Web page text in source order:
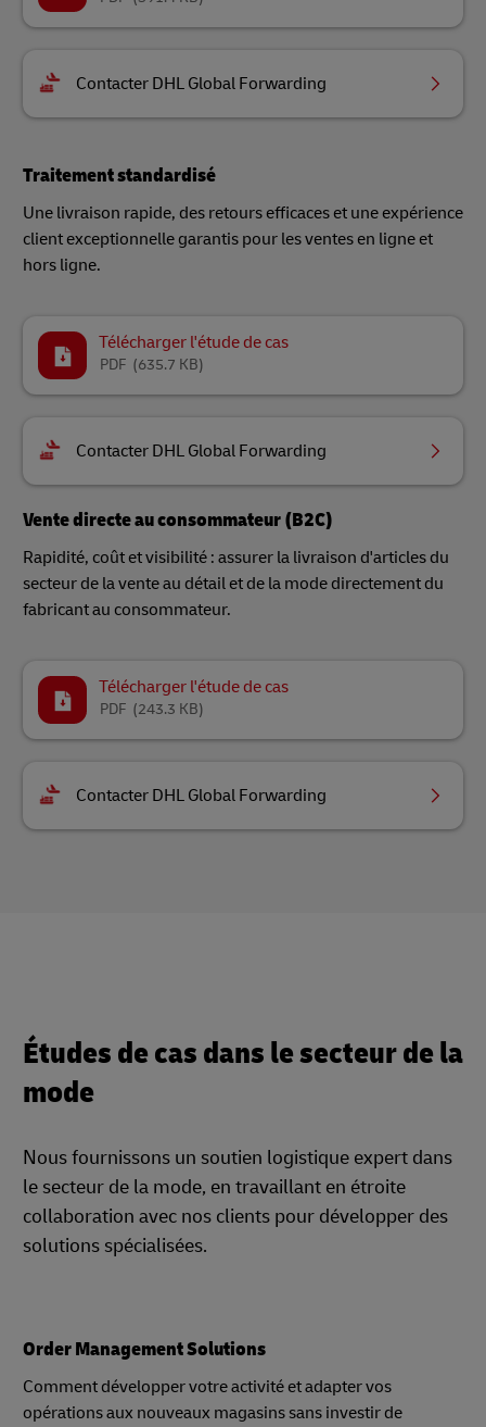
Contacter DHL Global Forwarding
Traitement standardisé
Une livraison rapide, des retours efficaces et une expérience
client exceptionnelle garantis pour les ventes en ligne et
hors ligne.
Télécharger l'étude de cas
(635.7 KB)
PDF
Contacter DHL Global Forwarding
Vente directe au consommateur (B2C)
Rapidité, coût et visibilité : assurer la livraison d'articles du
secteur de la vente au détail et de la mode directement du
fabricant au consommateur.
Télécharger l'étude de cas
(243.3 KB)
PDF
Contacter DHL Global Forwarding
Études de cas dans le secteur de la
mode
Nous fournissons un soutien logistique expert dans
le secteur de la mode, en travaillant en étroite
collaboration avec nos clients pour développer des
solutions spécialisées.
Order Management Solutions
Comment développer votre activité et adapter vos
opérations aux nouveaux magasins sans investir de